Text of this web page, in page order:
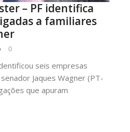
– PF identifica
a familiares
0
seis empresas
Jaques Wagner (PT-
que apuram